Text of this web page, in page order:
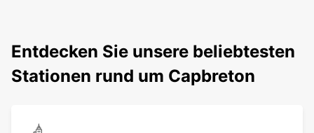
Entdecken Sie unsere beliebtesten
Stationen rund um Capbreton